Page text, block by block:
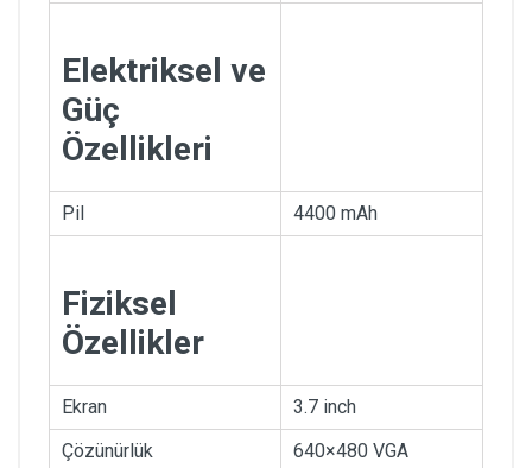
Elektriksel ve
Güç
Özellikleri
Pil 4400 mAh
Fiziksel
Özellikler
Ekran
3.7 inch
Çözünürlük
640×480 VGA